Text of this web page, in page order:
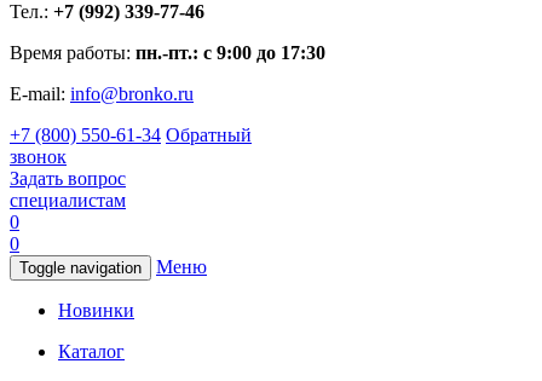
Тел.: +7 (992) 339-77-46
Время работы: пн.-пт.: с 9:00 до 17:30
E-mail: info@bronko.ru
+7 (800) 550-61-34 Обратный
звонок
Задать вопрос
специалистам
0
0
Toggle navigation Меню
Новинки
Каталог